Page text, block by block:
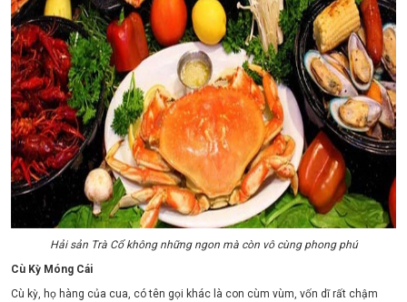
Hải sản Trà Cổ không những ngon mà còn vô cùng phong phú
Cù Kỳ Móng Cái
Cù kỳ, họ hàng của cua, có tên gọi khác là con cùm vùm, vốn dĩ rất chậm